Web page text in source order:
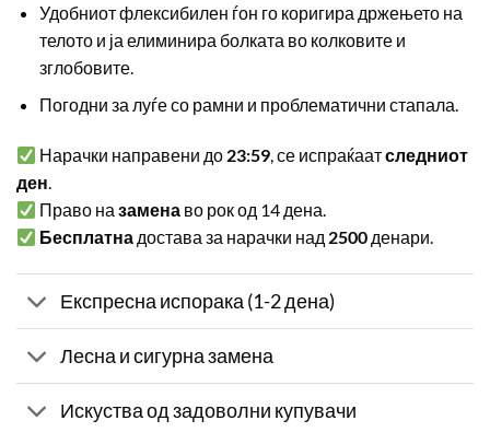
Удобниот флексибилен ѓон го коригира држењето на
телото и ја елиминира болката во колковите и
зглобовите.
Погодни за луѓе со рамни и проблематични стапала.
Нарачки направени до 23:59, се испраќаатследниот
ден.
Право назамена во рок од 14 дена.
Бесплатна достава за нарачки над 2500 денари.
Експресна испорака (1-2 дена)
Лесна и сигурна замена
Искуства од задоволни купувачи